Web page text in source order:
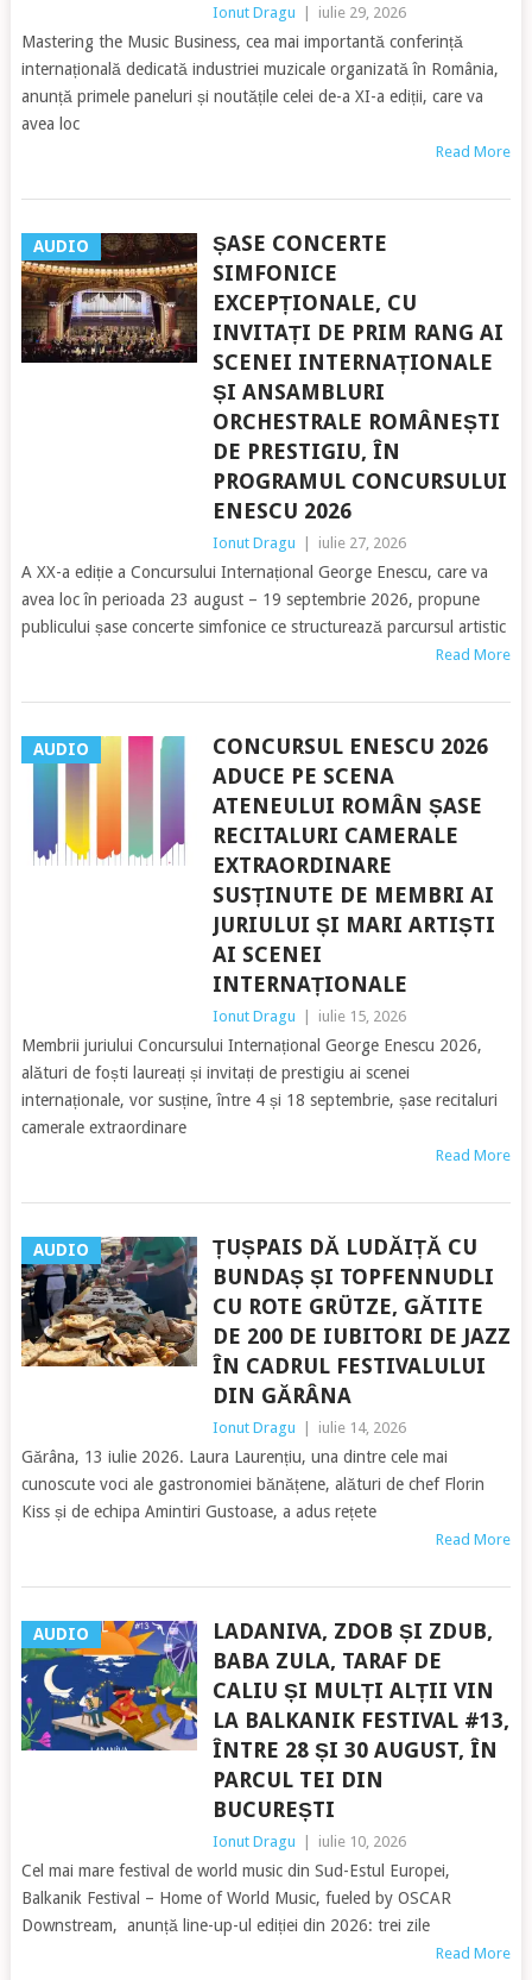
Ionut Dragu iulie 29, 2026
Mastering the Music Business, cea mai importantă conferință
internațională dedicată industriei muzicale organizată în România,
anunță primele paneluri și noutățile celei de-a XI-a ediții, care va
avea loc
Read More
AUDIO
ȘASE CONCERTE
SIMFONICE
EXCEPȚIONALE, CU
INVITAȚI DE PRIM RANG AI
SCENEI INTERNAȚIONALE
ȘI ANSAMBLURI
ORCHESTRALE ROMÂNEȘTI
DE PRESTIGIU, ÎN
PROGRAMUL CONCURSULUI
ENESCU 2026
Ionut Dragu iulie 27, 2026
A XX-a ediție a Concursului Internațional George Enescu, care va
avea loc în perioada 23 august – 19 septembrie 2026, propune
publicului șase concerte simfonice ce structurează parcursul artistic
Read More
AUDIO
CONCURSUL ENESCU 2026
ADUCE PE SCENA
ATENEULUI ROMÂN ȘASE
RECITALURI CAMERALE
EXTRAORDINARE
SUSȚINUTE DE MEMBRI AI
JURIULUI ȘI MARI ARTIȘTI
AI SCENEI
INTERNAȚIONALE
Ionut Dragu iulie 15, 2026
Membrii juriului Concursului Internațional George Enescu 2026,
alături de foști laureați și invitați de prestigiu ai scenei
internaționale, vor susține, între 4 și 18 septembrie, șase recitaluri
camerale extraordinare
Read More
AUDIO
ȚUȘPAIS DĂ LUDĂIȚĂ CU
BUNDAȘ ȘI TOPFENNUDLI
CU ROTE GRÜTZE, GĂTITE
DE 200 DE IUBITORI DE JAZZ
ÎN CADRUL FESTIVALULUI
DIN GĂRÂNA
Ionut Dragu iulie 14, 2026
Gărâna, 13 iulie 2026. Laura Laurențiu, una dintre cele mai
cunoscute voci ale gastronomiei bănățene, alături de chef Florin
Kiss și de echipa Amintiri Gustoase, a adus rețete
Read More
AUDIO
LADANIVA, ZDOB ȘI ZDUB,
BABA ZULA, TARAF DE
CALIU ȘI MULȚI ALȚII VIN
LA BALKANIK FESTIVAL #13,
ÎNTRE 28 ȘI 30 AUGUST, ÎN
PARCUL TEI DIN
BUCUREȘTI
Ionut Dragu iulie 10, 2026
Cel mai mare festival de world music din Sud-Estul Europei,
Balkanik Festival – Home of World Music, fueled by OSCAR
Downstream, anunță line-up-ul ediției din 2026: trei zile
Read More